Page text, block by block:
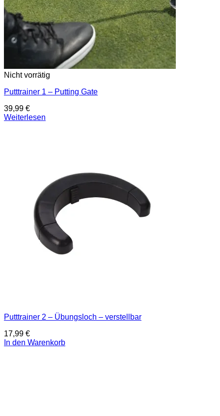
Nicht vorrätig
Putttrainer 1 – Putting Gate
39,99 €
Weiterlesen
Putttrainer 2 – Übungsloch – verstellbar
17,99 €
In den Warenkorb